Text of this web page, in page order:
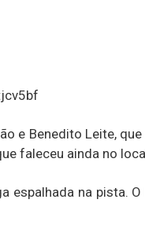
e Benedito Leite,
faleceu ainda no
espalhada na pista.